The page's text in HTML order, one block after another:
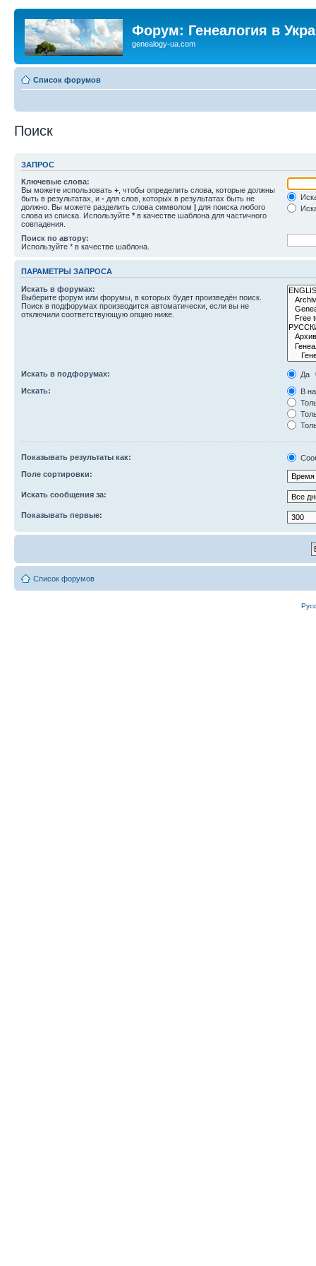
Форум: Генеалогия в
genealogy-ua.com
Список форумов
Поиск
ЗАПРОС
Ключевые слова:
Вы можете использовать + , чтобы определить слова, которые должны
быть в результатах, и - для слов, которых в результатах быть не
должно. Вы можете разделить слова символом | для поиска любого
слова из списка. Используйте * в качестве шаблона для частичного
совпадения.
Поиск по автору:
Используйте * в качестве шаблона.
ПАРАМЕТРЫ ЗАПРОСА
Искать в форумах:
Выберите форум или форумы, в которых будет произведён поиск.
Поиск в подфорумах производится автоматически, если вы не
отключили соответствующую опцию ниже.
Искать в подфорумах:
Да
Искать:
В
Показывать результаты как:
Поле сортировки:
Искать сообщения за:
Показывать первые:
Список форумов